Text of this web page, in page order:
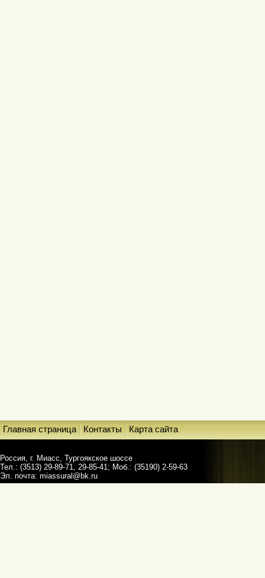
Главная страница Контакты Карта сайта
Россия, г. Миасс, Тургоякское шоссе
Тел.: (3513) 29-89-71, 29-85-41; Моб.: (35190) 2-59-63
Эл. почта: miassural@bk.ru